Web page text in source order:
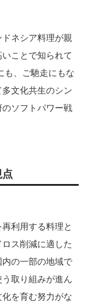
ネシア料理が親
ことで知られて
も、ご馳走にもな
文化共生のシン
ソフトパワー戦
利用する料理と
ス削減に適した
の一部の地域で
取り組みが進ん
を育む努力がな